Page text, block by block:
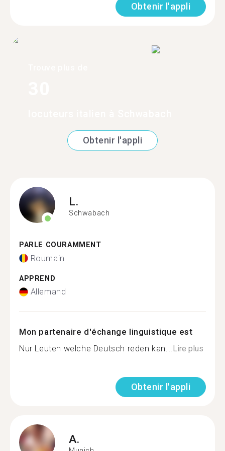
Obtenir l'appli
Obtenir l'appli
L.
Schwabach
PARLE COURAMMENT
Roumain
APPREND
Allemand
Mon partenaire d'échange linguistique est
Nur Leuten welche Deutsch reden kan...Lire plus
Obtenir l'appli
A.